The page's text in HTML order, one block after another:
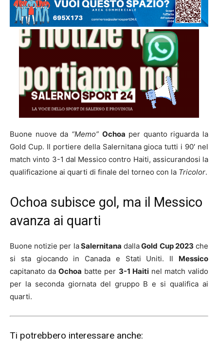
Buone nuove da “Memo” Ochoa per quanto riguarda la
Gold Cup. Il portiere della Salernitana gioca tutti i 90′ nel
match vinto 3-1 dal Messico contro Haiti, assicurandosi la
qualificazione ai quarti di finale del torneo con la Tricolor.
Ochoa subisce gol, ma il Messico
avanza ai quarti
Buone notizie per laSalernitana dallaGold Cup 2023 che
si sta giocando in Canada e Stati Uniti. Il Messico
capitanato daOchoa batte per 3-1 Haitinel match valido
per la seconda giornata del gruppo B e si qualifica ai
quarti.
Ti potrebbero interessare anche: